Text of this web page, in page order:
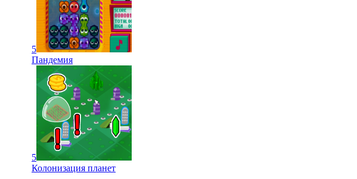
5
Пандемия
5
Колонизация планет